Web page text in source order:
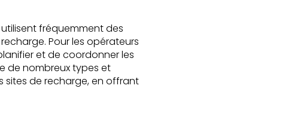
fréquemment des
Pour les opérateurs
et de coordonner les
de nombreux types et
sites de recharge, en offrant